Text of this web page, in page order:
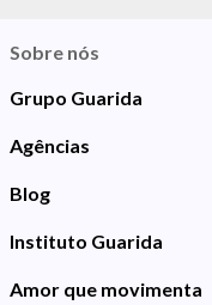
Sobre nós
Grupo Guarida
Agências
Blog
Instituto Guarida
Amor que movimenta